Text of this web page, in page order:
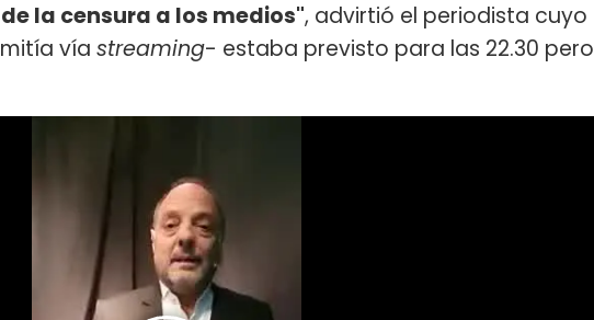
la censura a los medios", advirtió el periodista cuyo
vía streaming- estaba previsto para las 22.30 pero